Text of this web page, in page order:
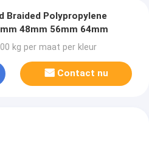
Braided Polypropylene
48mm 56mm 64mm
kg per maat per kleur
Contact nu